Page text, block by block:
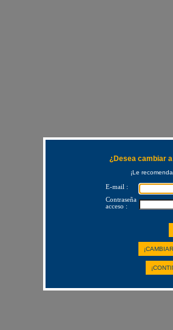
¿Desea cambiar
¡Le
E-mail :
Contraseña
acceso :